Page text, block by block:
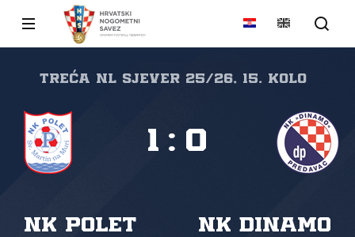
Treća NL Sjever 25/26, 15. kolo
NK Polet
NK Dinamo
1 : 0